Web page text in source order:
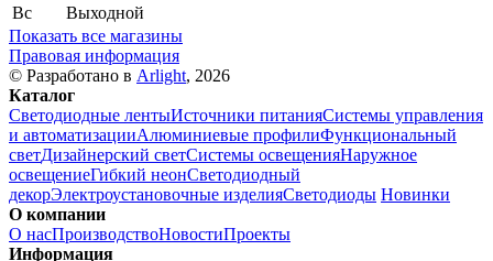
Вс
Выходной
Показать все магазины
Правовая информация
© Разработано в Arlight, 2026
Каталог
Светодиодные лентыИсточники питанияСистемы управления
и автоматизацииАлюминиевые профилиФункциональный
светДизайнерский светСистемы освещенияНаружное
освещениеГибкий неонСветодиодный
декорЭлектроустановочные изделияСветодиоды Новинки
О компании
О насПроизводствоНовостиПроекты
Информация